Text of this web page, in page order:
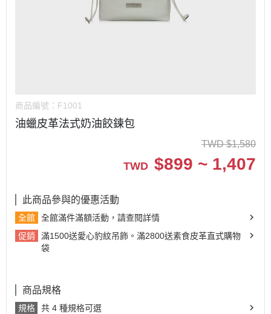
商品編號： F1001
油蠟皮革法式奶油餃鍊包
TWD $1,580
TWD $899 ~ 1,407
此商品參與的優惠活動
全館
全館滿件滿額活動，請查閱詳情
促銷
滿1500送愛心豹紋吊飾。滿2800送素食皮革直式購物
袋
商品規格
規格 共 4 種規格可選